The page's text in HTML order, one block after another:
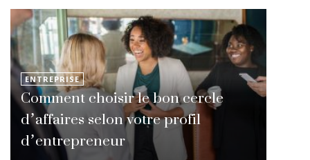
ENTREPRISE
Comment choisir le bon cercle
d’affaires selon votre profil
d’entrepreneur